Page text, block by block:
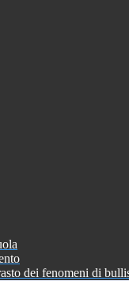
dei fenomeni di